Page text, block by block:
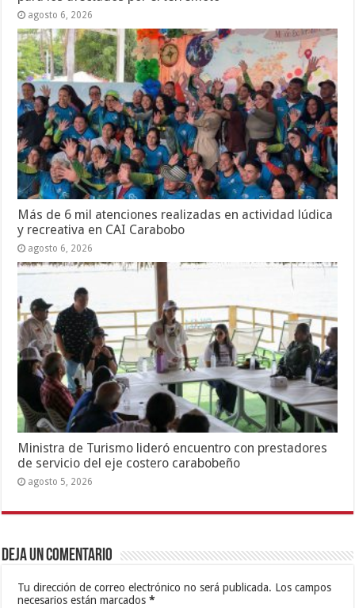
agosto 6, 2026
Más de 6 mil atenciones realizadas en actividad lúdica
y recreativa en CAI Carabobo
agosto 6, 2026
Ministra de Turismo lideró encuentro con prestadores
de servicio del eje costero carabobeño
agosto 5, 2026
Deja un comentario
Tu dirección de correo electrónico no será publicada. Los campos
necesarios están marcados*